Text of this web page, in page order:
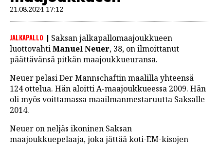
21.08.2024 17:12
JALKAPALLO
Saksan jalkapallomaajoukkueen
luottovahtiManuel Neuer, 38, on ilmoittanut
päättävänsä pitkän maajoukkueuransa.
Neuer pelasi Der Mannschaftin maalilla yhteensä
124 ottelua. Hän aloitti A-maajoukkueessa 2009. Hän
oli myös voittamassa maailmanmestaruutta Saksalle
2014.
Neuer on neljäs ikoninen Saksan
maajoukkuepelaaja, joka jättää koti-EM-kisojen
EM2021
Huuhkajat
JÄÄKIEKKO
PESÄPALLO
F1
LINTU VAI KALA
46 DENTON ROAD
VIDEOT
PODCASTIT
KOLUMNIT